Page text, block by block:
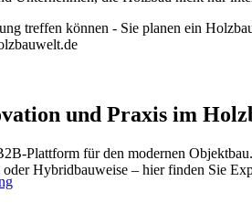
treffen können - Sie planen ein
und Praxis im
Plattform für den modernen
Hybridbauweise – hier finden Sie